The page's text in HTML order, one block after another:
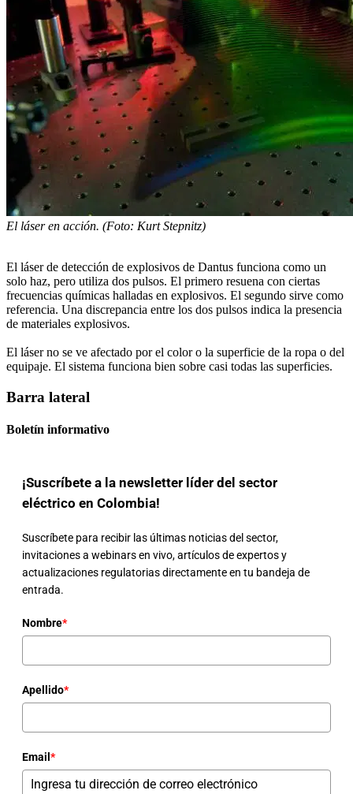
El láser en acción. (Foto: Kurt Stepnitz)
El láser de detección de explosivos de Dantus funciona como un
solo haz, pero utiliza dos pulsos. El primero resuena con ciertas
frecuencias químicas halladas en explosivos. El segundo sirve como
referencia. Una discrepancia entre los dos pulsos indica la presencia
de materiales explosivos.
El láser no se ve afectado por el color o la superficie de la ropa o del
equipaje. El sistema funciona bien sobre casi todas las superficies.
Barra lateral
Boletín informativo
¡Suscríbete a la newsletter líder del sector
eléctrico en Colombia!
Suscríbete para recibir las últimas noticias del sector,
invitaciones a webinars en vivo, artículos de expertos y
actualizaciones regulatorias directamente en tu bandeja de
entrada.
Nombre*
Apellido*
Email *